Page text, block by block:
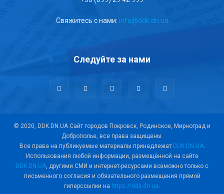
Свяжитесь с нами: info@ddk.dn.ua
Следуйте за нами
© 2020, DDK.DN.UA Сайт городов Покровск, Родинское, Мирноград и
Доброполье, все права защищены.
Все права на публикуемые материалы принадлежат DDK.DN.UA.
Использования любой информации, размещённой на сайте
DDK.DN.UA, другими СМИ и интернет-ресурсами возможно только с
письменного согласия и обязательного размещения прямой
гиперссылки на https://ddk.dn.ua.